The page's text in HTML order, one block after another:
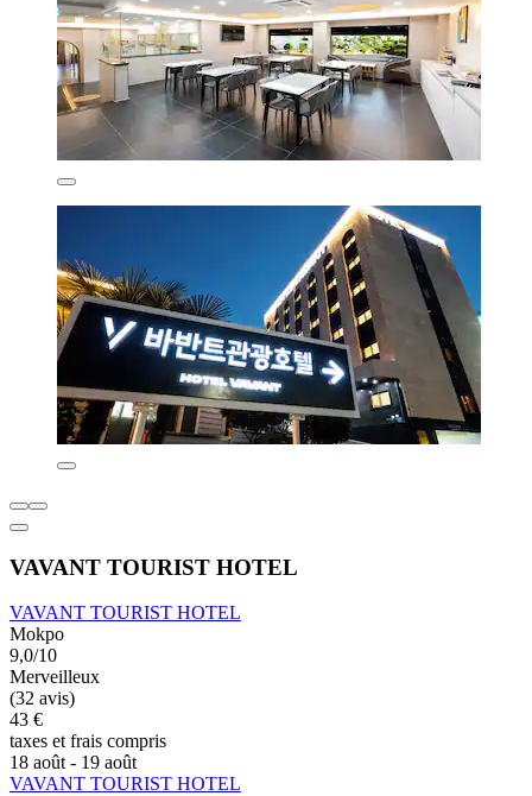
VAVANT TOURIST HOTEL
VAVANT TOURIST HOTEL
Mokpo
9,0/10
Merveilleux
(32 avis)
43 €
taxes et frais compris
18 août - 19 août
VAVANT TOURIST HOTEL